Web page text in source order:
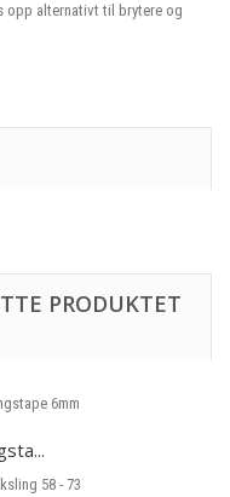
opp alternativt til brytere og
PRODUKTET